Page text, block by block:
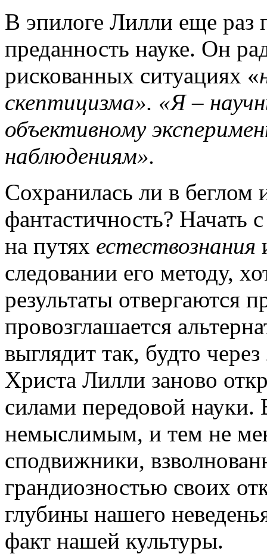
В эпилоге Лилли еще раз
преданность науке. Он
рискованных ситуациях «
скептицизма». «Я –
объективному
наблюдениям».
Сохранилась ли в
фантастичность? Начать
на путях естествознания
следовании его методу,
результаты отвергаются
провозглашается
выглядит так, будто
Христа Лилли заново
силами передовой науки.
немыслимым, и тем не
сподвижники,
грандиозностью своих
глубины нашего
факт нашей культуры.